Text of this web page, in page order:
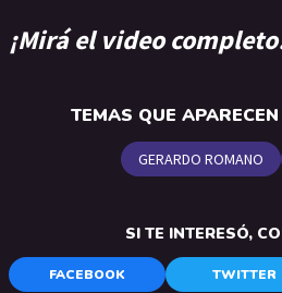
¡Mirá el video
TEMAS QUE
GERARDO ROMANO
SI TE INTERESÓ,
FACEBOOK TWITTER